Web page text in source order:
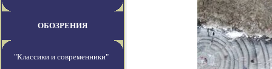
ОБОЗРЕНИЯ
"Классики и современники"